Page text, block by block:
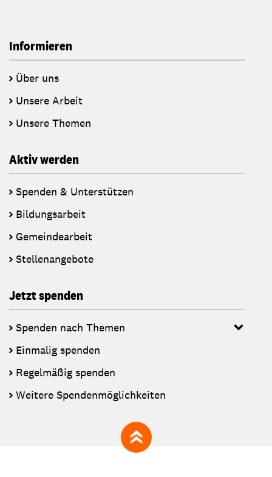
Informieren
Über uns
Unsere Arbeit
Unsere Themen
Aktiv werden
Spenden & Unterstützen
Bildungsarbeit
Gemeindearbeit
Stellenangebote
Jetzt spenden
Spenden nach Themen
Einmalig spenden
Regelmäßig spenden
Weitere Spendenmöglichkeiten
zum Seitenanfang